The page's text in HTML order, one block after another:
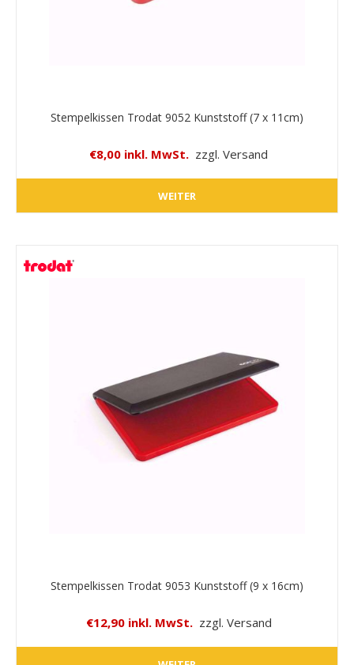
Stempelkissen Trodat 9052 Kunststoff (7 x 11cm)
€8,00 inkl. MwSt. zzgl. Versand
WEITER
Stempelkissen Trodat 9053 Kunststoff (9 x 16cm)
€12,90 inkl. MwSt. zzgl. Versand